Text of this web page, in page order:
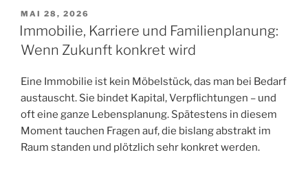
VERÖFFENTLICHT
AM
MAI 28, 2026
Immobilie, Karriere und Familienplanung:
Wenn Zukunft konkret wird
Eine Immobilie ist kein Möbelstück, das man bei Bedarf
austauscht. Sie bindet Kapital, Verpflichtungen – und
oft eine ganze Lebensplanung. Spätestens in diesem
Moment tauchen Fragen auf, die bislang abstrakt im
Raum standen und plötzlich sehr konkret werden.